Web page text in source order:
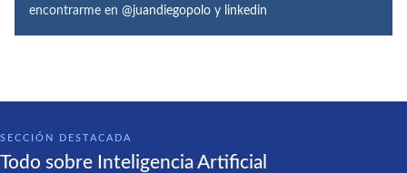
encontrarme en @juandiegopolo y linkedin
SECCIÓN DESTACADA
Todo sobre Inteligencia Artificial